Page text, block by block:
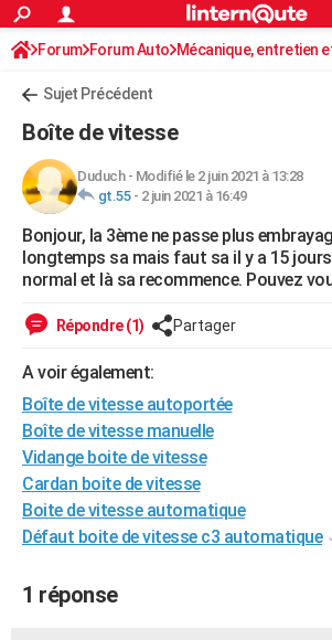
ACTUALITÉS
Politique
Société
Faits Divers
Education
Monde
Villes
+
FINANCE
Retraite
Impôts
Epargne
Immobilier
Risques naturels par ville
Banque
Assurance
Crédit
AUTO
Essais
Réserver un essai
Citadines
Berlines
SUV
Forum auto
+HIGH-TECH
Mobiles
Meilleur smartphone
Internet
Ordinateurs
Jeux vidéo
Guide high-tech
+
Forum
Aménagement intérieur
Extérieur
Cuisine
Salle de bains
Jardinage
Rangement
WEEK-END
Guides de France
Escapades
Patrimoine
Expositions
Musées
Week-end nature
+LIFESTYLE
Art de vivre
Bien-être
Loisirs
Mode
Modes de vie
SANTE
Alimentation
Guide de la santé
Maladies
Médicaments
Sommeil
VOYAGE
Destinations
City break
Voyage nature
Voyage de noces
Forum
Climat
+PHOTO
BONS PLANS
S'inscrire
Connexion
Forum Forum Auto Mécanique, entretien
Sujet Précédent
Boîte de vitesse
Duduch- Modifié le 2 juin 2021 à 13:28
gt.55- 2 juin 2021 à 16:49
Bonjour, la 3ème ne passe plus
longtemps sa mais faut sa il y a 15
normal et là sa recommence. Pouvez
Répondre (1) Partager
A voir également:
Boîte de vitesse autoportée
Boîte de vitesse manuelle
Vidange boite de vitesse
Cardan boite de vitesse
Boite de vitesse automatique
Défaut boite de vitesse c3 automatique
1 réponse